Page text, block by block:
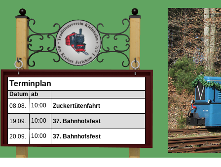
Terminplan
Datum ab
08.08.
10:00 Zuckertütenfahrt
19.09. 10:00 37. Bahnhofsfest
20.09. 10:00 37. Bahnhofsfest